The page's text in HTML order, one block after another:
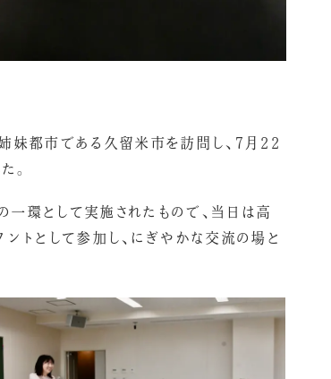
妹都市である久留米市を訪問し、7月22
。
一環として実施されたもので、当日は高
トとして参加し、にぎやかな交流の場と